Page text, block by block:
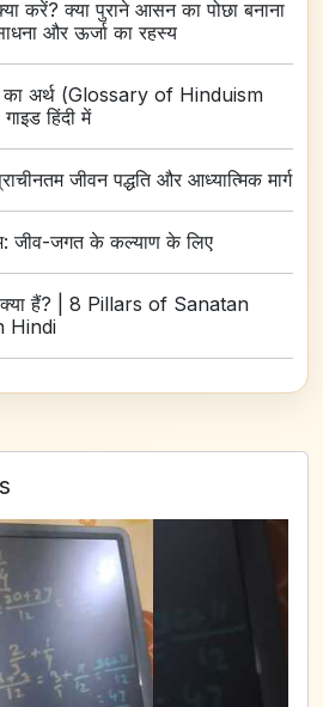
करें? क्या पुराने आसन का पोछा बनाना
और ऊर्जा का रहस्य
का अर्थ (Glossary of Hinduism
हिंदी में
जीवन पद्धति और आध्यात्मिक मार्ग
जीव-जगत के कल्याण के लिए
हैं? | 8 Pillars of Sanatan
Hindi